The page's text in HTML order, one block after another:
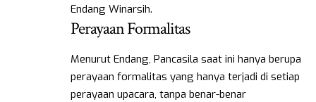
Endang Winarsih.
Perayaan Formalitas
Menurut Endang, Pancasila saat ini hanya berupa
perayaan formalitas yang hanya terjadi di setiap
perayaan upacara, tanpa benar-benar